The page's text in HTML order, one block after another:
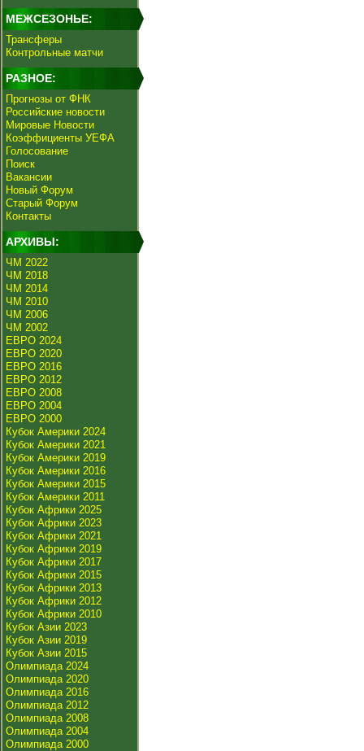
МЕЖСЕЗОНЬЕ:
Трансферы
Контрольные матчи
РАЗНОЕ:
Прогнозы от ФНК
Российские новости
Мировые Новости
Коэффициенты УЕФА
Голосование
Поиск
Вакансии
Новый Форум
Старый Форум
Контакты
АРХИВЫ:
ЧМ 2022
ЧМ 2018
ЧМ 2014
ЧМ 2010
ЧМ 2006
ЧМ 2002
ЕВРО 2024
ЕВРО 2020
ЕВРО 2016
ЕВРО 2012
ЕВРО 2008
ЕВРО 2004
ЕВРО 2000
Кубок Америки 2024
Кубок Америки 2021
Кубок Америки 2019
Кубок Америки 2016
Кубок Америки 2015
Кубок Америки 2011
Кубок Африки 2025
Кубок Африки 2023
Кубок Африки 2021
Кубок Африки 2019
Кубок Африки 2017
Кубок Африки 2015
Кубок Африки 2013
Кубок Африки 2012
Кубок Африки 2010
Кубок Азии 2023
Кубок Азии 2019
Кубок Азии 2015
Олимпиада 2024
Олимпиада 2020
Олимпиада 2016
Олимпиада 2012
Олимпиада 2008
Олимпиада 2004
Олимпиада 2000